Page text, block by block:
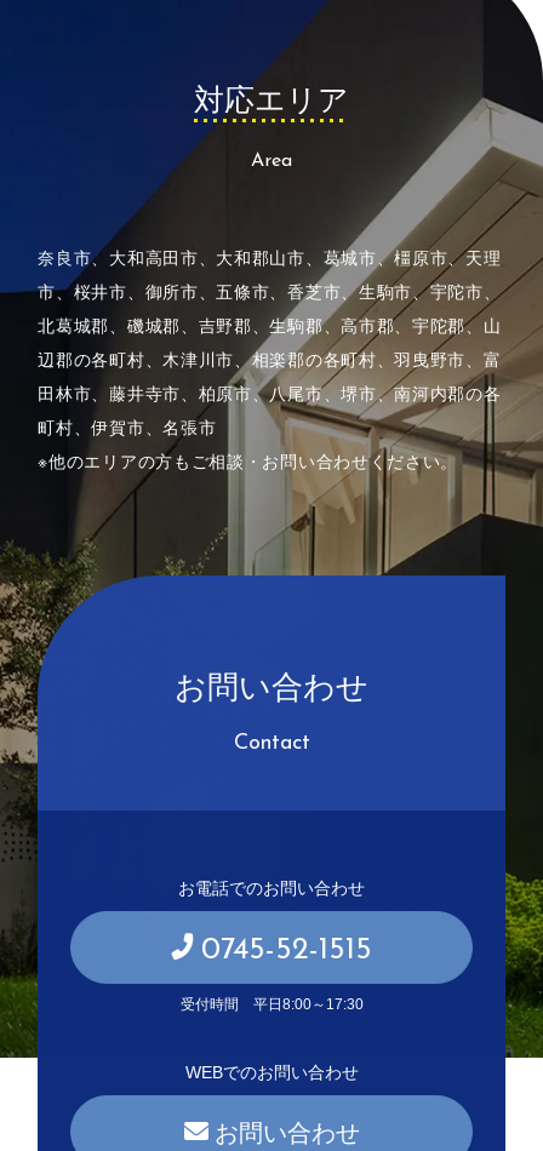
対応エ リ ア
Area
奈良市、大和高田市、大和郡山市、葛城市、橿原市、天理
市、桜井市、御所市、五條市、香芝市、生駒市、宇陀市、
北葛城郡、磯城郡、吉野郡、生駒郡、高市郡、宇陀郡、山
辺郡の各町村、木津川市、相楽郡の各町村、羽曳野市、富
田林市、藤井寺市、柏原市、八尾市、堺市、南河内郡の各
町村、伊賀市、名張市
※他のエリアの方もご相談・お問い合わせください。
お問い合わせ
Contact
お電話でのお問い合わせ
0745-52-1515
受付時間 平日8:00～17:30
WEBでのお問い合わせ
お問い合わせ